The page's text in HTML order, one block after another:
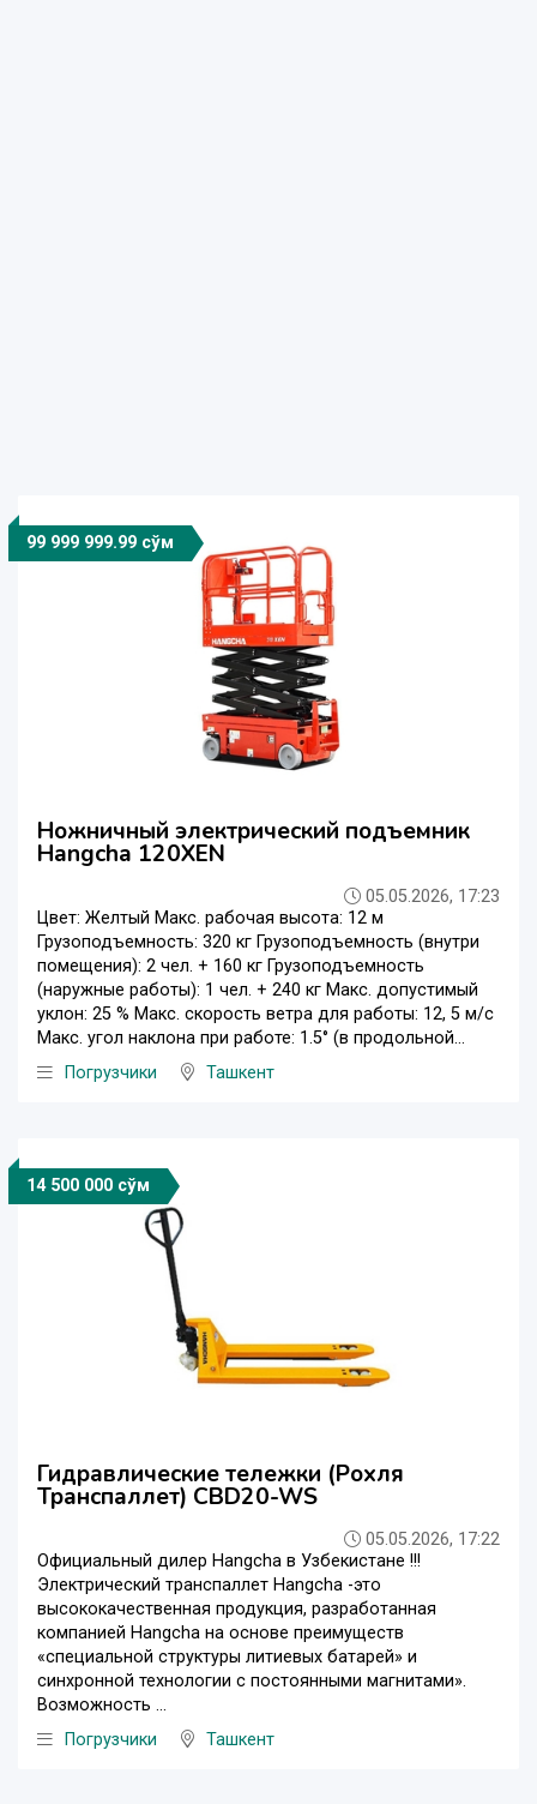
99 999 999.99 сўм
Ножничный электрический подъемник
Hangcha 120XEN
05.05.2026, 17:23
Цвет: Желтый Макс. рабочая высота: 12 м
Грузоподъемность: 320 кг Грузоподъемность (внутри
помещения): 2 чел. + 160 кг Грузоподъемность
(наружные работы): 1 чел. + 240 кг Макс. допустимый
уклон: 25 % Макс. скорость ветра для работы: 12, 5 м/с
Макс. угол наклона при работе: 1.5° (в продольной...
Погрузчики
Ташкент
14 500 000 сўм
Гидравлические тележки (Рохля
Транспаллет) CBD20-WS
05.05.2026, 17:22
Официальный дилер Hangcha в Узбекистане !!!
Электрический транспаллет Hangcha -это
высококачественная продукция, разработанная
компанией Hangcha на основе преимуществ
«специальной структуры литиевых батарей» и
синхронной технологии с постоянными магнитами».
Возможность ...
Погрузчики
Ташкент